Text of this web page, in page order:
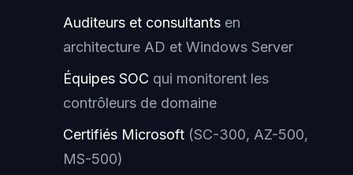
Auditeurs et consultants en
architecture AD et Windows Server
Équipes SOC qui monitorent les
contrôleurs de domaine
Certifiés Microsoft (SC-300, AZ-500,
MS-500)